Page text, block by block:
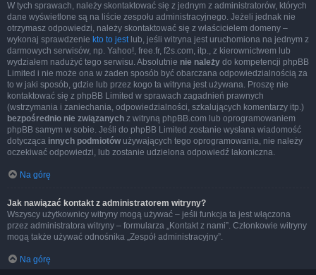
W tych sprawach, należy skontaktować się z jednym z administratorów, których
dane wyświetlone są na liście zespołu administracyjnego. Jeżeli jednak nie
otrzymasz odpowiedzi, należy skontaktować się z właścicielem domeny –
wykonaj sprawdzenie kto to jestlub, jeśli witryna jest uruchomiona na jednym z
darmowych serwisów, np. Yahoo!, free.fr, f2s.com, itp., z kierownictwem lub
wydziałem nadużyć tego serwisu. Absolutnie nie należy do kompetencji phpBB
Limited i nie może ona w żaden sposób być obarczana odpowiedzialnością za
to w jaki sposób, gdzie lub przez kogo ta witryna jest używana. Proszę nie
kontaktować się z phpBB Limited w sprawach zagadnień prawnych
(wstrzymania i zaniechania, odpowiedzialności, szkalujących komentarzy itp.)
bezpośrednio nie związanych z witryną phpBB.com lub oprogramowaniem
phpBB samym w sobie. Jeśli do phpBB Limited zostanie wysłana wiadomość
dotycząca innych podmiotów używających tego oprogramowania, nie należy
oczekiwać odpowiedzi, lub zostanie udzielona odpowiedź lakoniczna.
Na górę
Jak nawiązać kontakt z administratorem witryny?
Wszyscy użytkownicy witryny mogą używać – jeśli funkcja ta jest włączona
przez administratora witryny – formularza „Kontakt z nami”. Członkowie witryny
mogą także używać odnośnika „Zespół administracyjny”.
Na górę